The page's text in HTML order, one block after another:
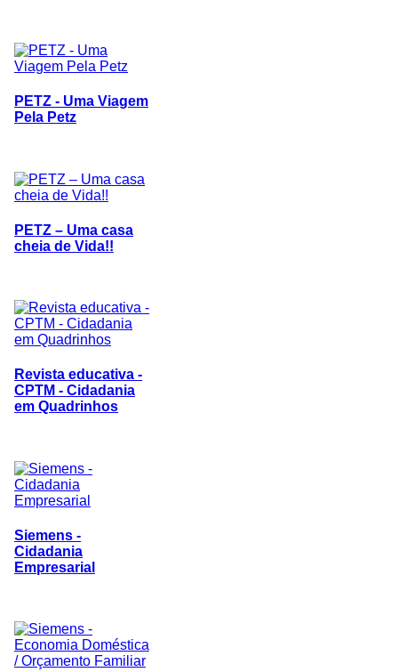
PETZ - Uma Viagem
Pela Petz
PETZ – Uma casa
cheia de Vida!!
Revista educativa -
CPTM - Cidadania
em Quadrinhos
Siemens -
Cidadania
Empresarial